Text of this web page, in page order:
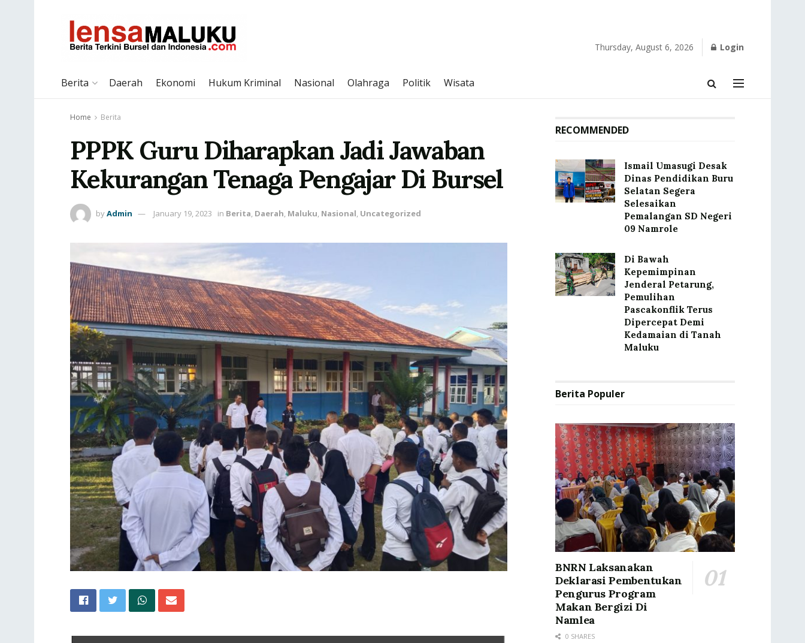
Thursday, August 6, 2026 Login
Berita Daerah Ekonomi Hukum Kriminal Nasional Olahraga Politik Wisata
Home Berita
PPPK Guru Diharapkan Jadi Jawaban
Kekurangan Tenaga Pengajar Di Bursel
byAdmin January 19, 2023 in Berita, Daerah, Maluku, Nasional, Uncategorized
RECOMMENDED
Ismail Umasugi Desak
Dinas Pendidikan Buru
Selatan Segera
Selesaikan
Pemalangan SD Negeri
09 Namrole
Di Bawah
Kepemimpinan
Jenderal Petarung,
Pemulihan
Pascakonflik Terus
Dipercepat Demi
Kedamaian di Tanah
Maluku
Berita Populer
BNRN Laksanakan
Deklarasi Pembentukan
Pengurus Program
Makan Bergizi Di
Namlea
0 SHARES